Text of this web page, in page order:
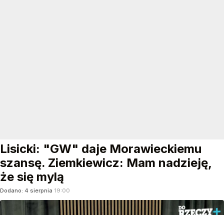
Lisicki: "GW" daje Morawieckiemu
szansę. Ziemkiewicz: Mam nadzieję,
że się mylą
Dodano: 4 sierpnia 19:00